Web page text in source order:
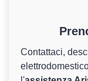
Contattaci,